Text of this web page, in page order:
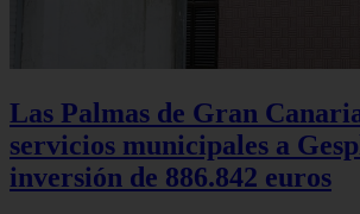
Las Palmas de Gran
servicios municipales a
inversión de 886.842 euros